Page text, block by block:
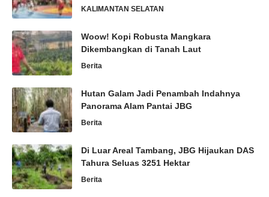
KALIMANTAN SELATAN
Woow! Kopi Robusta Mangkara
Dikembangkan di Tanah Laut
Berita
Hutan Galam Jadi Penambah Indahnya
Panorama Alam Pantai JBG
Berita
Di Luar Areal Tambang, JBG Hijaukan DAS
Tahura Seluas 3251 Hektar
Berita